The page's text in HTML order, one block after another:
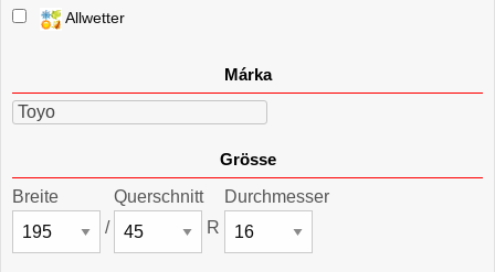
Allwetter
Márka
Toyo
Grösse
Breite
/
Querschnitt
R
Durchmesser